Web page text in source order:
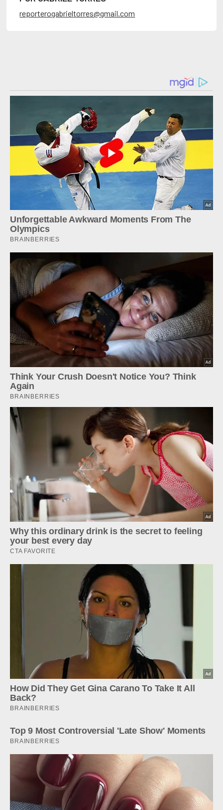
reporterogabrieltorres@gmail.com